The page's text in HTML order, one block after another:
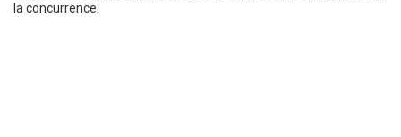
la concurrence.